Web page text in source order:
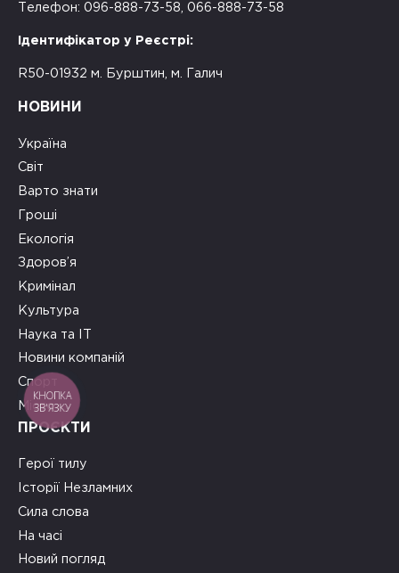
Телефон: 096-888-73-58, 066-888-73-58
Ідентифікатор у Реєстрі:
R50-01932 м. Бурштин, м. Галич
НОВИНИ
Україна
Світ
Варто знати
Гроші
Екологія
Здоров’я
Кримінал
Культура
Наука та ІТ
Новини компаній
Спорт
Місто
ПРОЄКТИ
Герої тилу
Історії Незламних
Сила слова
На часі
Новий погляд
КНОПКА
ЗВ'ЯЗКУ